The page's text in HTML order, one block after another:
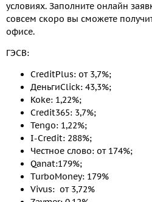
условиях. Заполните онлайн
совсем скоро вы сможете
офисе.
ГЭСВ:
CreditPlus: от 3,7%;
ДеньгиClick: 43,3%;
Koke: 1,22%;
Credit365: 3,7%;
Tengo: 1,22%;
I-Credit: 288%;
Честное слово: от 174%;
Qanat:179%;
TurboMoney: 179%
Vivus: от 3,72%